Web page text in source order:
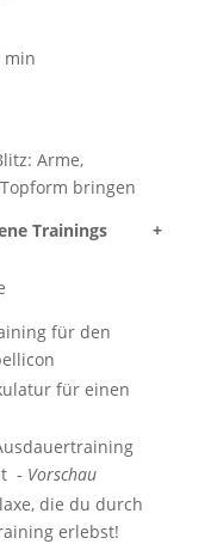
min
Arme,
bringen
Trainings
+
für den
für einen
- Vorschau
die du durch
erlebst!